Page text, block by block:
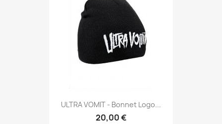
ULTRA VOMIT - Bonnet Logo...
20,00 €